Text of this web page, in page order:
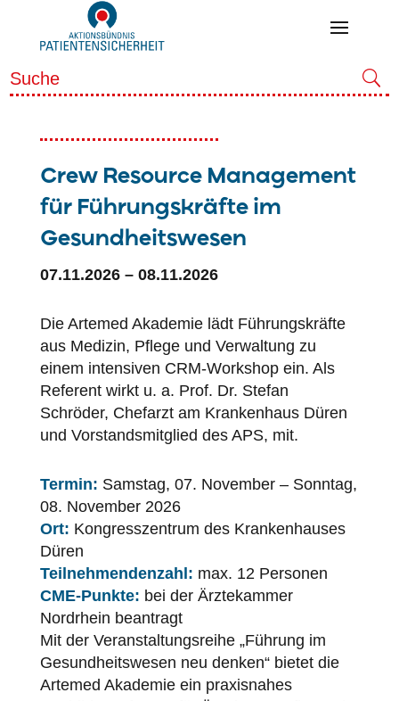
Crew Resource Management
für Führungskräfte im
Gesundheitswesen
07.11.2026 – 08.11.2026
Die Artemed Akademie lädt Führungskräfte
aus Medizin, Pflege und Verwaltung zu
einem intensiven CRM-Workshop ein. Als
Referent wirkt u. a. Prof. Dr. Stefan
Schröder, Chefarzt am Krankenhaus Düren
und Vorstandsmitglied des APS, mit.
Termin: Samstag, 07. November – Sonntag,
08. November 2026
Ort: Kongresszentrum des Krankenhauses
Düren
Teilnehmendenzahl: max. 12 Personen
CME-Punkte: bei der Ärztekammer
Nordrhein beantragt
Mit der Veranstaltungsreihe „Führung im
Gesundheitswesen neu denken“ bietet die
Artemed Akademie ein praxisnahes